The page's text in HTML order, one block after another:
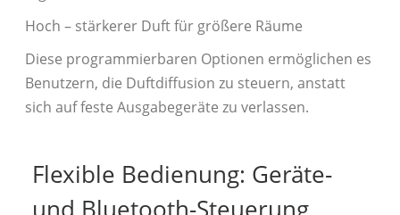
Hoch – stärkerer Duft für größere Räume
Diese programmierbaren Optionen ermöglichen es
Benutzern, die Duftdiffusion zu steuern, anstatt
sich auf feste Ausgabegeräte zu verlassen.
Flexible Bedienung: Geräte-